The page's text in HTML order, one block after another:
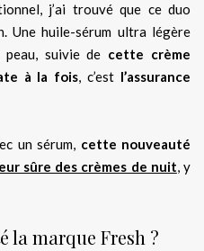
j’ai trouvé que ce duo
Une huile-sérum ultra légère
suivie de cette crème
à la fois, c’est l’assurance
un sérum, cette nouveauté
sûre des crèmes de nuit, y
la marque Fresh ?